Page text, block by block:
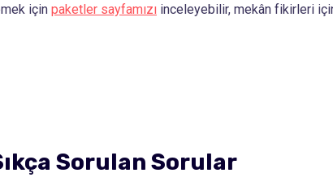
için paketler sayfamızı inceleyebilir, mekân fikirleri
Sorulan Sorular